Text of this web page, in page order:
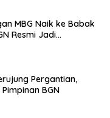
MBG Naik ke Babak
Resmi Jadi
Pergantian,
BGN